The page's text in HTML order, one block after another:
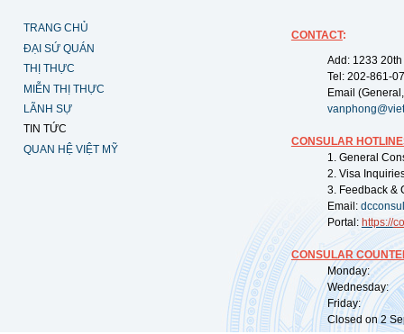
TRANG CHỦ
ĐẠI SỨ QUÁN
THỊ THỰC
MIỄN THỊ THỰC
LÃNH SỰ
TIN TỨC
QUAN HỆ VIỆT MỸ
CONTACT:
Add: 1233
Tel: 202-861-
Email
CONSULAR
1. General
2. Visa
3. Feedback &
Email:
Portal: https://
CONSULAR
Monday:
Wednesday:
Friday:
Closed on 2